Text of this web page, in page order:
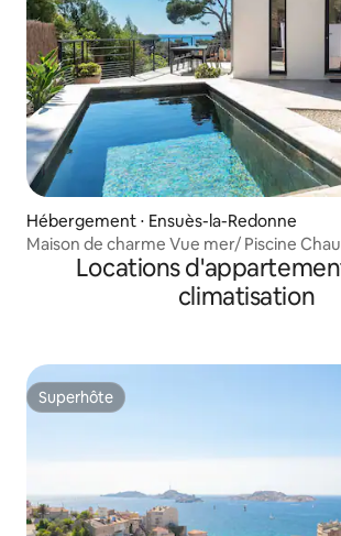
Hébergement ⋅ Ensuès-la-Redonne
Maison de charme Vue mer/ Piscine
Locations
climatisation
Superhôte
Superhôte